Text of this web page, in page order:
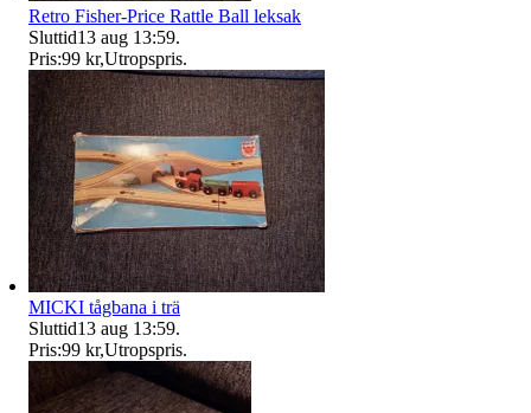
Retro Fisher-Price Rattle Ball leksak
Sluttid13 aug 13:59.
Pris:99 kr,Utropspris.
MICKI tågbana i trä
Sluttid13 aug 13:59.
Pris:99 kr,Utropspris.